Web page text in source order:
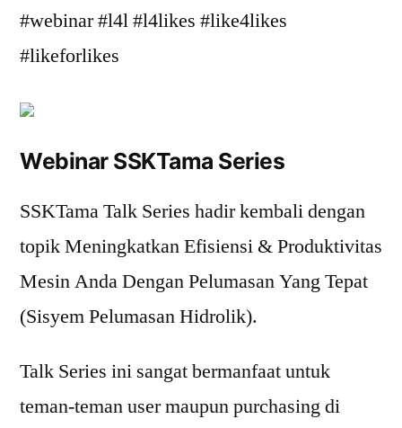
#webinar #l4l #l4likes #like4likes
#likeforlikes
Webinar SSKTama Series
SSKTama Talk Series hadir kembali dengan
topik Meningkatkan Efisiensi & Produktivitas
Mesin Anda Dengan Pelumasan Yang Tepat
(Sisyem Pelumasan Hidrolik).
Talk Series ini sangat bermanfaat untuk
teman-teman user maupun purchasing di